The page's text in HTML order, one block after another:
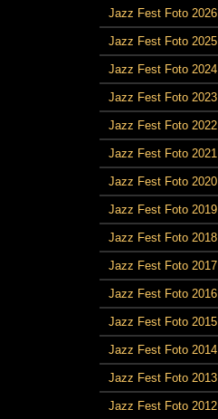
Jazz Fest Foto 2026
Jazz Fest Foto 2025
Jazz Fest Foto 2024
Jazz Fest Foto 2023
Jazz Fest Foto 2022
Jazz Fest Foto 2021
Jazz Fest Foto 2020
Jazz Fest Foto 2019
Jazz Fest Foto 2018
Jazz Fest Foto 2017
Jazz Fest Foto 2016
Jazz Fest Foto 2015
Jazz Fest Foto 2014
Jazz Fest Foto 2013
Jazz Fest Foto 2012